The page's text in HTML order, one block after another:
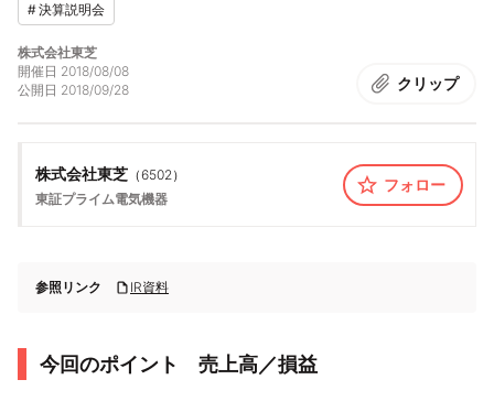
#決算説明会
株式会社東芝
開催日 2018/08/08
公開日 2018/09/28 クリップ
株式会社東芝 （6502）
東証プライム電気機器
フォロー
参照リンク IR資料
今回のポイント 売上高／損益